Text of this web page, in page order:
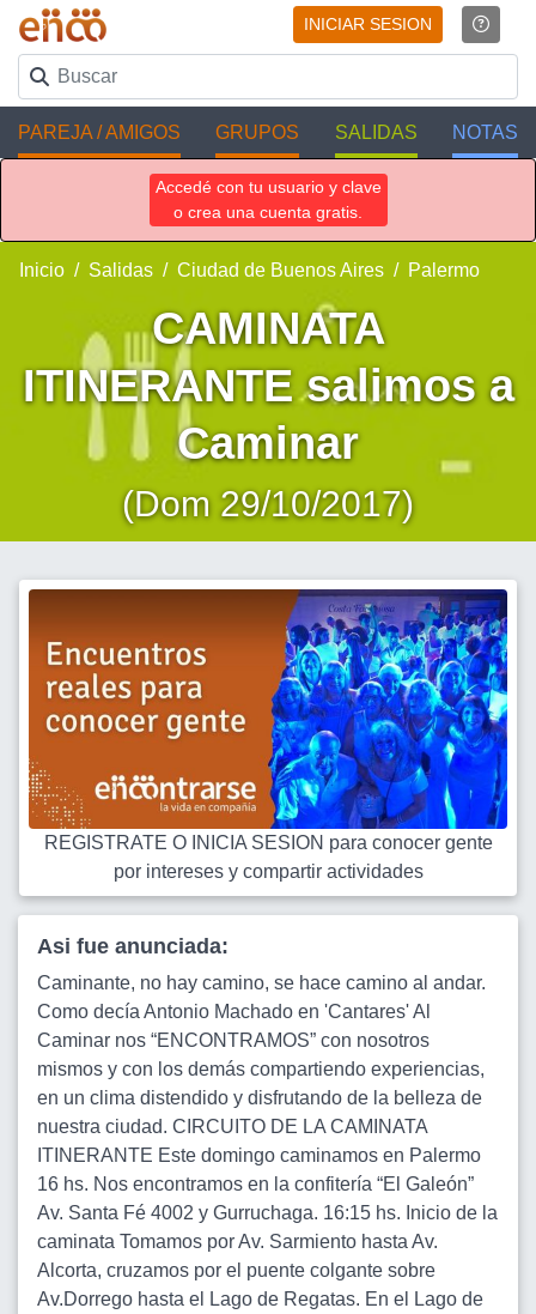
INICIAR SESION
PAREJA / AMIGOS GRUPOS SALIDAS NOTAS
Accedé con tu usuario y clave
o crea una cuenta gratis.
Inicio Salidas Ciudad de Buenos Aires Palermo
CAMINATA
ITINERANTE salimos a
Caminar
(Dom 29/10/2017)
REGISTRATE O INICIA SESION para conocer gente
por intereses y compartir actividades
Asi fue anunciada:
Caminante, no hay camino, se hace camino al andar.
Como decía Antonio Machado en 'Cantares' Al
Caminar nos “ENCONTRAMOS” con nosotros
mismos y con los demás compartiendo experiencias,
en un clima distendido y disfrutando de la belleza de
nuestra ciudad. CIRCUITO DE LA CAMINATA
ITINERANTE Este domingo caminamos en Palermo
16 hs. Nos encontramos en la confitería “El Galeón”
Av. Santa Fé 4002 y Gurruchaga. 16:15 hs. Inicio de la
caminata Tomamos por Av. Sarmiento hasta Av.
Alcorta, cruzamos por el puente colgante sobre
Av.Dorrego hasta el Lago de Regatas. En el Lago de